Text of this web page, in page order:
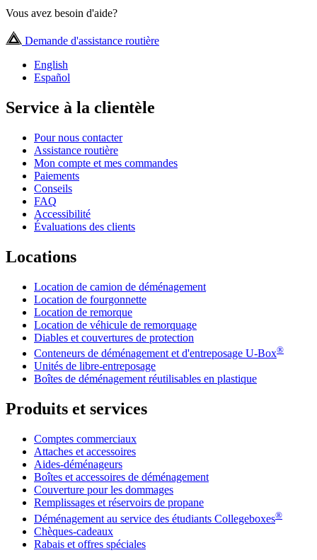
Vous avez besoin d'aide?
Demande d'assistance routière
English
Español
Service à la clientèle
Pour nous contacter
Assistance routière
Mon compte et mes commandes
Paiements
Conseils
FAQ
Accessibilité
Évaluations des clients
Locations
Location de camion de déménagement
Location de fourgonnette
Location de remorque
Location de véhicule de remorquage
Diables et couvertures de protection
Conteneurs de déménagement et d'entreposage U-Box®
Unités de libre-entreposage
Boîtes de déménagement réutilisables en plastique
Produits et services
Comptes commerciaux
Attaches et accessoires
Aides-déménageurs
Boîtes et accessoires de déménagement
Couverture pour les dommages
Remplissages et réservoirs de propane
Déménagement au service des étudiants Collegeboxes®
Chèques-cadeaux
Rabais et offres spéciales